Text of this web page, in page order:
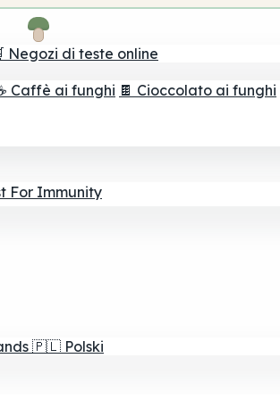
Negozi di teste online
Caffè ai funghi 🍫 Cioccolato ai funghi
For Immunity
🇵🇱 Polski